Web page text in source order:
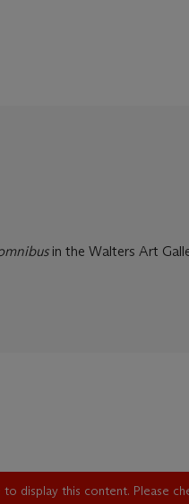
in the Walters Art
to display this content. Please